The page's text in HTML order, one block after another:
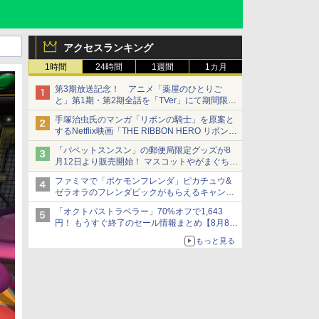
アクセスランキング
1時間 24時間 1週間 1カ月
第3期放送記念！ アニメ「薬屋のひとりご
と」第1期・第2期全話を「TVer」にて期間限定
で順次無料配信開始
手塚治虫氏のマンガ「リボンの騎士」を原案と
するNetflix映画「THE RIBBON HERO リボンヒ
ーロー」本日配信開始
「パペットスンスン」の郵便局限定グッズが8
月12日より販売開始！ マスコットやがまぐち、
レターセットなどが登場
ファミマで「ポケモンフレンダ」ピカチュウ&
ゼラオラのフレンダピックがもらえるキャンペ
ーン開催！
「オクトパストラベラー」70%オフで1,643
円！ もうすぐ終了のセール情報まとめ【8月8日
ニンテンドーeショップでは「大神 絶景版」が
もっと見る